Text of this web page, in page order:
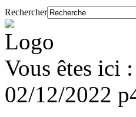
Rechercher
Vous êtes ici :
02/12/2022